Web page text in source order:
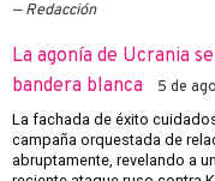
Redacción
La agonía de Ucrania
bandera blanca
5 de
La fachada de éxito
campaña orquestada de
abruptamente, revelando a